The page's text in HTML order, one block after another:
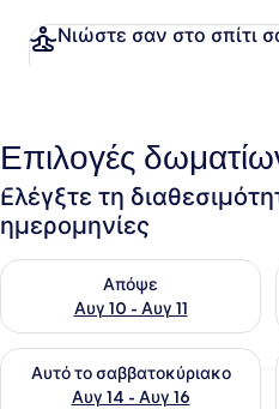
Νιώστε σαν στο σπίτι
Επιλογές
Ελέγξτε τη
ημερομηνίες
Απόψε
Αυγ 10 - Αυγ 11
Έλεγχος διαθεσιμότητας για
Αυτό το σαββατοκύριακο
Αυγ 14 - Αυγ 16
Έλεγχος διαθεσιμότητας για